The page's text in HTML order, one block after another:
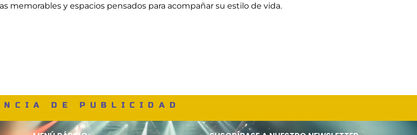
memorables y espacios pensados para acompañar su estilo de vida.
DE PUBLICIDAD